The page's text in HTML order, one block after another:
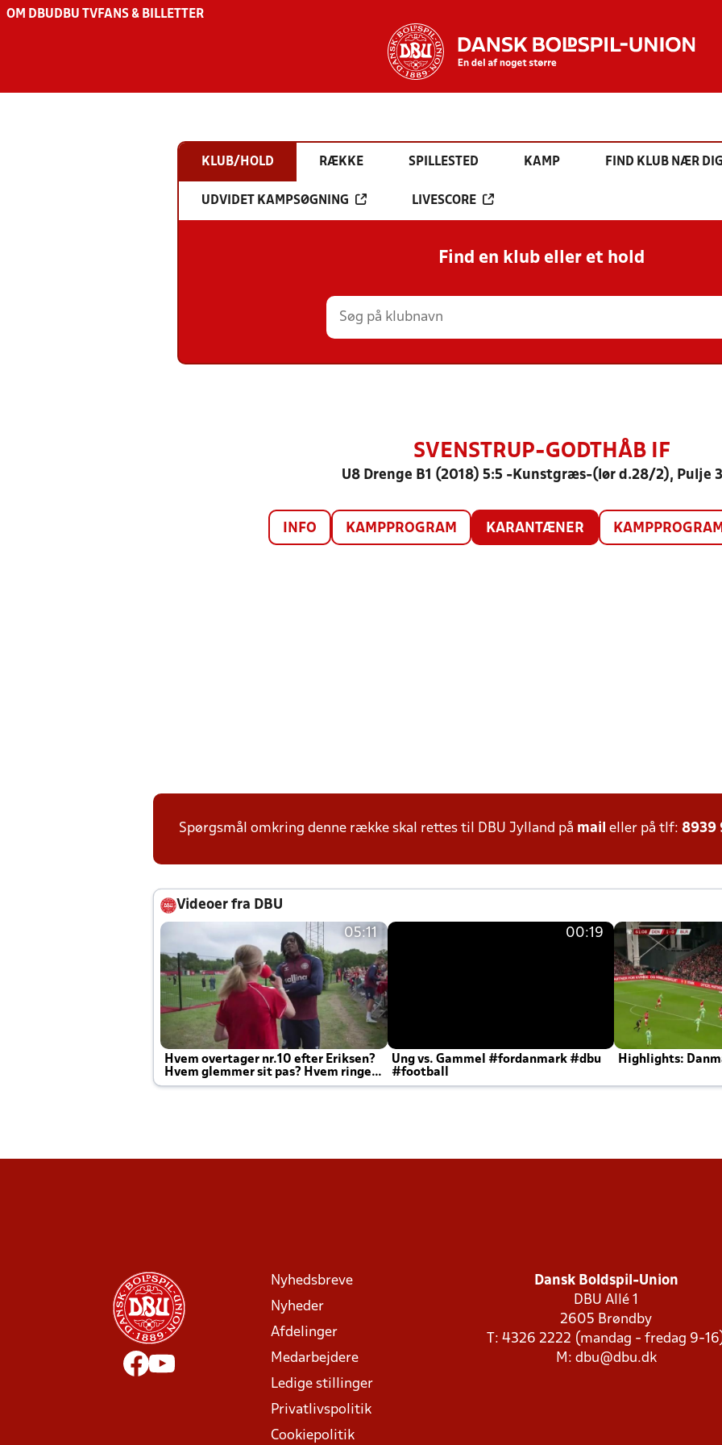
OM DBU DBU TV FANS & BILLETTER
KLUB/HOLD RÆKKE SPILLESTED KAMP FIND KLUB NÆR DIG
UDVIDET KAMPSØGNING LIVESCORE
Find en klub eller et hold
SVENSTRUP-GODTHÅB IF
U8 Drenge B1 (2018) 5:5 -Kunstgræs-(lør d.28/2), Pulje
INFO KAMPPROGRAM KARANTÆNER
Spørgsmål omkring denne række skal rettes til DBU Jylland på mail eller på tlf: 8939
Videoer fra DBU
05:11
Hvem overtager nr.10 efter Eriksen?
Hvem glemmer sit pas? Hvem ringer
Joachim altid til efter kampe?
00:19
Ung vs. Gammel #fordanmark #dbu
#football
Highlights:
Nyhedsbreve
Nyheder
Afdelinger
Medarbejdere
Ledige stillinger
Privatlivspolitik
Cookiepolitik
Dansk Boldspil-Union
DBU Allé 1
2605 Brøndby
T: 4326 2222 (mandag - fredag 9-
M: dbu@dbu.dk